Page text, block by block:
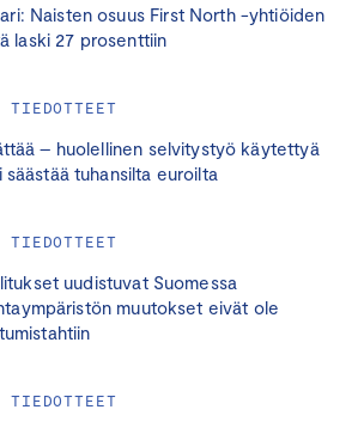
Naisten osuus First North -yhtiöiden
laski 27 prosenttiin
– huolellinen selvitystyö käytettyä
tuhansilta euroilta
uudistuvat Suomessa
muutokset eivät ole